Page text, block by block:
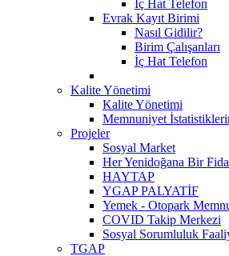
İç Hat Telefon
Evrak Kayıt Birimi
Nasıl Gidilir?
Birim Çalışanları
İç Hat Telefon
Kalite Yönetimi
Kalite Yönetimi
Memnuniyet
Projeler
Sosyal Market
Her Yenidoğana Bir
HAYTAP
YGAP PALYATİF
Yemek - Otopark
COVID Takip Merkezi
Sosyal Sorumluluk
TGAP